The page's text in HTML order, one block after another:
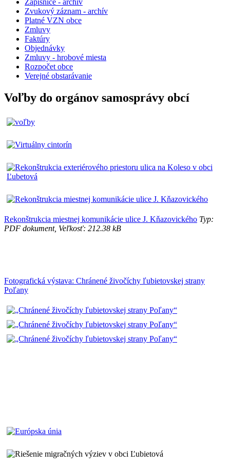
Zápisnice - archiv
Zvukový záznam - archív
Platné VZN obce
Zmluvy
Faktúry
Objednávky
Zmluvy - hrobové miesta
Rozpočet obce
Verejné obstarávanie
Voľby do orgánov samosprávy obcí
Rekonštrukcia miestnej komunikácie ulice J. Kňazovického Typ:
PDF dokument, Veľkosť: 212.38 kB
Fotografická výstava: Chránené živočíchy ľubietovskej strany
Poľany